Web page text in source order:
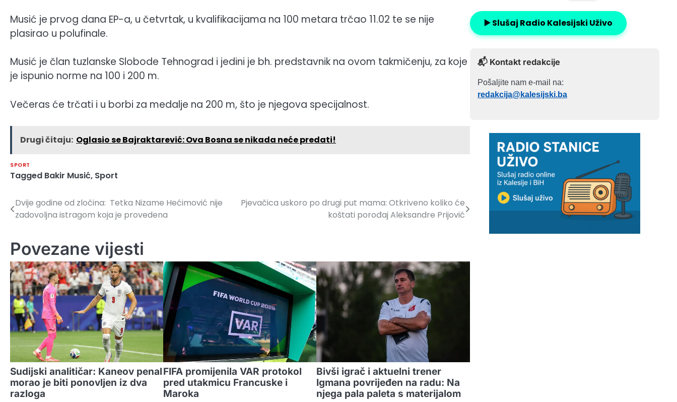
Musić je prvog dana EP-a, u četvrtak, u kvalifikacijama na 100 metara trčao 11.02 te se nije
plasirao u polufinale.
Musić je član tuzlanske Slobode Tehnograd i jedini je bh. predstavnik na ovom takmičenju, za koje
je ispunio norme na 100 i 200 m.
Večeras će trčati i u borbi za medalje na 200 m, što je njegova specijalnost.
Drugi čitaju: Oglasio se Bajraktarević: Ova Bosna se nikada neće predati!
SPORT
Tagged Bakir Musić, Sport
Navigacija
članaka
Dvije godine od zločina: Tetka Nizame Hećimović nije
zadovoljna istragom koja je provedena
Pjevačica uskoro po drugi put mama: Otkriveno koliko će
koštati porođaj Aleksandre Prijović
Povezane vijesti
Sudijski analitičar: Kaneov penal
morao je biti ponovljen iz dva
razloga
FIFA promijenila VAR protokol
pred utakmicu Francuske i
Maroka
Bivši igrač i aktuelni trener
Igmana povrijeđen na radu: Na
njega pala paleta s materijalom
▶️ Slušaj Radio Kalesijski Uživo
📬 Kontakt redakcije
Pošaljite nam e-mail na:
redakcija@kalesijski.ba